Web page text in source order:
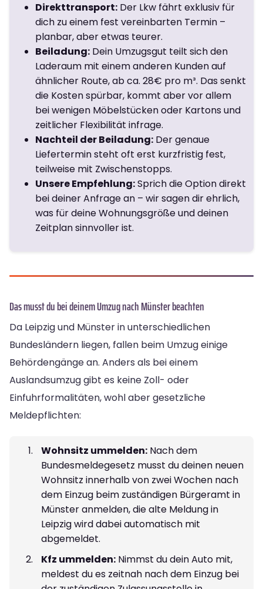
Direkttransport: Der Lkw fährt exklusiv für
dich zu einem fest vereinbarten Termin –
planbar, aber etwas teurer.
Beiladung: Dein Umzugsgut teilt sich den
Laderaum mit einem anderen Kunden auf
ähnlicher Route, ab ca. 28€ pro m³. Das senkt
die Kosten spürbar, kommt aber vor allem
bei wenigen Möbelstücken oder Kartons und
zeitlicher Flexibilität infrage.
Nachteil der Beiladung: Der genaue
Liefertermin steht oft erst kurzfristig fest,
teilweise mit Zwischenstopps.
Unsere Empfehlung:Sprich die Option direkt
bei deiner Anfrage an – wir sagen dir ehrlich,
was für deine Wohnungsgröße und deinen
Zeitplan sinnvoller ist.
Das musst du bei deinem Umzug nach Münster beachten
Da Leipzig und Münster in unterschiedlichen
Bundesländern liegen, fallen beim Umzug einige
Behördengänge an. Anders als bei einem
Auslandsumzug gibt es keine Zoll- oder
Einfuhrformalitäten, wohl aber gesetzliche
Meldepflichten:
Wohnsitz ummelden: Nach dem
Bundesmeldegesetz musst du deinen neuen
Wohnsitz innerhalb von zwei Wochen nach
dem Einzug beim zuständigen Bürgeramt in
Münster anmelden, die alte Meldung in
Leipzig wird dabei automatisch mit
abgemeldet.
Kfz ummelden: Nimmst du dein Auto mit,
meldest du es zeitnah nach dem Einzug bei